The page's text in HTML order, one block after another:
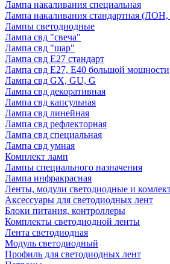
Лампа накаливания специальная
Лампа накаливания стандартная
Лампы светодиодные
Лампа свд "свеча"
Лампа свд "шар"
Лампа свд E27 стандарт
Лампа свд E27, Е40 большой мощности
Лампа свд GX, GU, G
Лампа свд декоративная
Лампа свд капсульная
Лампа свд линейная
Лампа свд рефлекторная
Лампа свд специальная
Лампа свд умная
Комплект ламп
Лампы специального назначения
Лампа инфракрасная
Ленты, модули светодиодные и
Аксессуары для светодиодных лент
Блоки питания, контроллеры
Комплекты светодиодной ленты
Лента светодиодная
Модуль светодиодный
Профиль для светодиодных лент